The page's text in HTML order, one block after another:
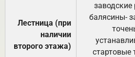
Лестница (при
наличии
второго этажа)
заводские
балясины-
стартовые